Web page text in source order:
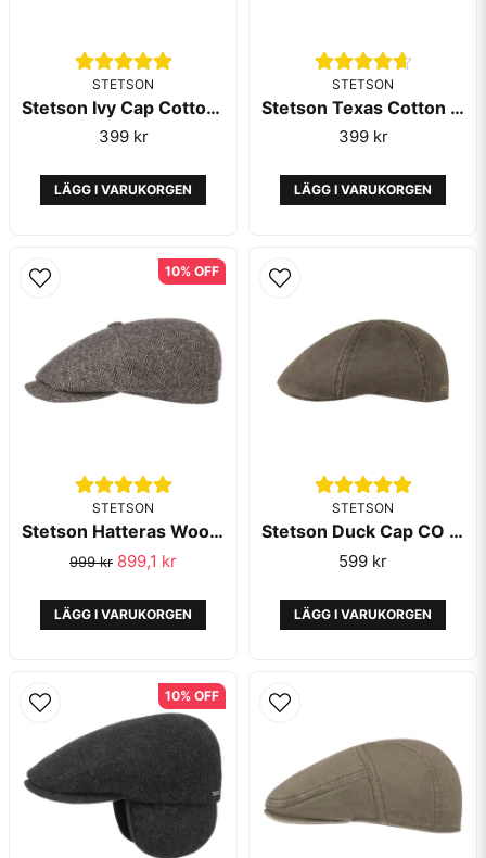
Skicka fråga
STETSON
Stetson Ivy Cap Cotton Black
399 kr
LÄGG I VARUKORGEN
STETSON
Stetson Texas Cotton Black
399 kr
LÄGG I VARUKORGEN
STETSON
Stetson Hatteras Wool Herringbone Antra Melange
999 kr 899,1 kr
LÄGG I VARUKORGEN
10% OFF
STETSON
Stetson Duck Cap CO PES Brown
599 kr
LÄGG I VARUKORGEN
10% OFF